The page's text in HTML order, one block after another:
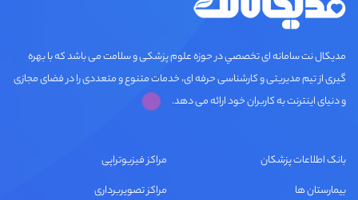
مديكال نت سامانه ای تخصصي در حوزه علوم پزشکی و سلامت می باشد که با بهره
گیری از تیم مدیریتی و کارشناسی حرفه ای، خدمات متنوع و متعددی را در فضای مجازی
و دنیای اینترنت به کاربران خود ارائه می دهد.
بانک اطلاعات پزشکان
بیمارستان ها
مراکز فیزیوتراپی
مراکز تصویربرداری